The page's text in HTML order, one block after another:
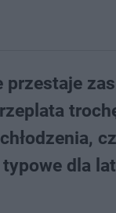
przestaje
dla